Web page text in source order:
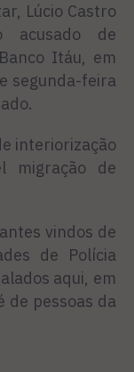
Lúcio Castro
acusado de
Itáu, em
segunda-feira
interiorização
migração de
vindos de
de Polícia
aqui, em
de pessoas da